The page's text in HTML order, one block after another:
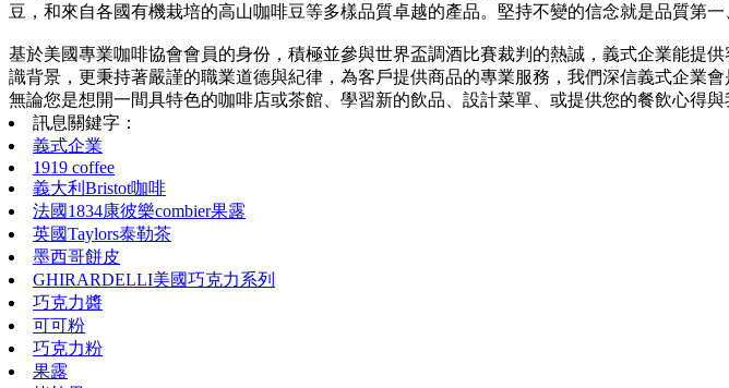
豆，和來自各國有機栽培的高山咖啡豆等多樣品質卓越的產品。堅持不變的信念就是品質第一
基於美國專業咖啡協會會員的身份，積極並參與世界盃調酒比賽裁判的熱誠，義式企業能提
識背景，更秉持著嚴謹的職業道德與紀律，為客戶提供商品的專業服務，我們深信義式企業
無論您是想開一間具特色的咖啡店或茶館、學習新的飲品、設計菜單、或提供您的餐飲心得
訊息關鍵字：
義式企業
1919 coffee
義大利Bristot咖啡
法國1834康彼樂combier果露
英國Taylors泰勒茶
墨西哥餅皮
GHIRARDELLI美國巧克力系列
巧克力醬
可可粉
巧克力粉
果露